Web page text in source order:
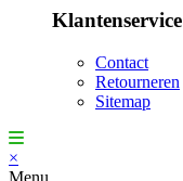
Klantenservice
Contact
Retourneren
Sitemap
×